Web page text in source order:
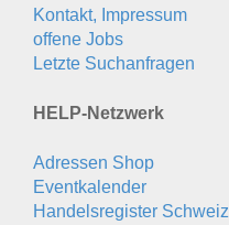
Kontakt, Impressum
offene Jobs
Letzte Suchanfragen
HELP-Netzwerk
Adressen Shop
Eventkalender
Handelsregister Schweiz